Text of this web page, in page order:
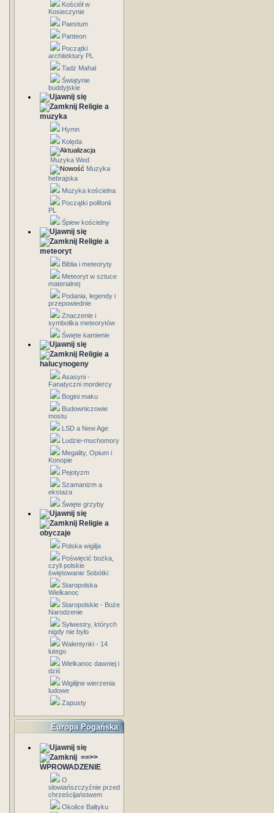
Kościół w
Kosieczynie
Paestum
Panteon
Początki
architektury PL
Tadż Mahal
Świątynie
buddyjskie
Religie a
muzyka
Hymn
Kolęda
Muzyka Wed
Muzyka
hebrajska
Muzyka kościelna
Początki polifonii
PL
Śpiew kościelny
Religie a
meteoryt
Biblia i meteoryty
Meteoryt w sztuce
materialnej
Podania, legendy i
przepowiednie
Znaczenie i
symbolika meteorytów
Święte kamienie
Religie a
halucynogeny
Asasyni -
Fanatyczni mordercy
Bogini maku
Budowniczowie
mostu
LSD a New Age
Ludzie-muchomory
Megality, Opium i
Konopie
Pejotyzm
Szamanizm a
ekstaza
Święte grzyby
Religie a
obyczaje
Polska wigilja
Poświęcić bożka,
czyli polskie
świętowanie Sobótki
Staropolska
Wielkanoc
Staropolskie - Boże
Narodzenie
Sylwestry, których
nigdy nie było
Walentynki - 14
lutego
Wielkanoc dawniej i
dziś
Wigilijne wierzenia
ludowe
Zapusty
Europa Pogańska
==>>
WPROWADZENIE
O
słowiańszczyźnie przed
chrześcijaństwem
Okolice Bałtyku